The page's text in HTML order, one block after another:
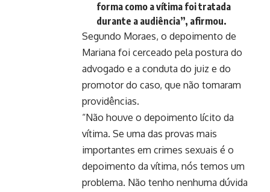
forma como a vítima foi tratada
durante a audiência”, afirmou.
Segundo Moraes, o depoimento de
Mariana foi cerceado pela postura do
advogado e a conduta do juiz e do
promotor do caso, que não tomaram
providências.
“Não houve o depoimento lícito da
vítima. Se uma das provas mais
importantes em crimes sexuais é o
depoimento da vítima, nós temos um
problema. Não tenho nenhuma dúvida